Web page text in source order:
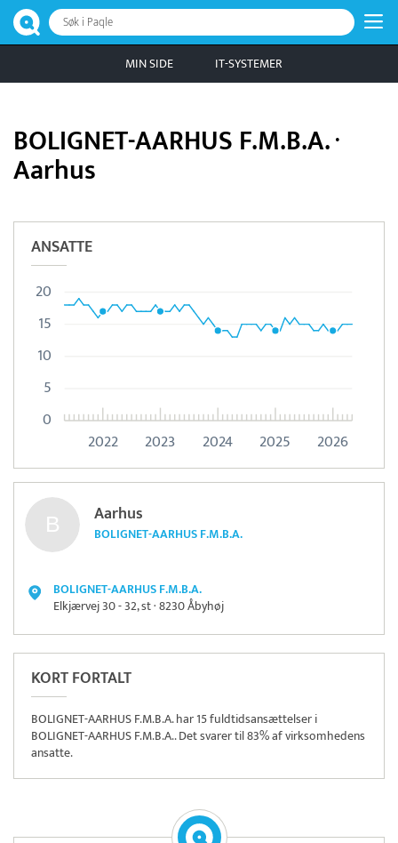
Søk i Paqle
MIN SIDE IT-SYSTEMER
BOLIGNET-AARHUS F.M.B.A. ·
Aarhus
ANSATTE
2022 2023 2024 2025 2026
0
5
10
15
20
Aarhus
BOLIGNET-AARHUS F.M.B.A.
BOLIGNET-AARHUS F.M.B.A.
Elkjærvej 30 - 32, st · 8230 Åbyhøj
KORT FORTALT
BOLIGNET-AARHUS F.M.B.A. har 15 fuldtidsansættelser i
BOLIGNET-AARHUS F.M.B.A.. Det svarer til 83% af virksomhedens
ansatte.